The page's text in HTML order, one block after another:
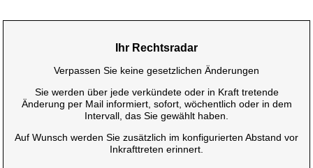
Ihr Rechtsradar
Verpassen Sie keine gesetzlichen Änderungen
Sie werden über jede verkündete oder in Kraft tretende
Änderung per Mail informiert, sofort, wöchentlich oder in dem
Intervall, das Sie gewählt haben.
Auf Wunsch werden Sie zusätzlich im konfigurierten Abstand vor
Inkrafttreten erinnert.